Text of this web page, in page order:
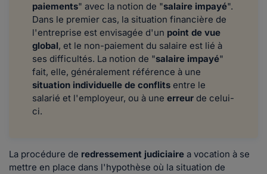
paiements" avec la notion de "salaire impayé".
Dans le premier cas, la situation financière de
l'entreprise est envisagée d'un point de vue
global, et le non-paiement du salaire est lié à
ses difficultés. La notion de "salaire impayé"
fait, elle, généralement référence à une
situation individuelle de conflits entre le
salarié et l'employeur, ou à une erreur de celui-
ci.
La procédure de redressement judiciaire a vocation à se
mettre en place dans l'hypothèse où la situation de